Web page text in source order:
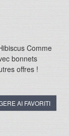
Comme
bonnets
offres !
AI FAVORITI